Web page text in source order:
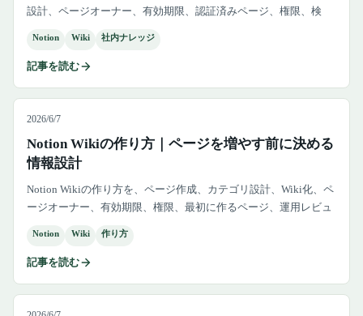
設計、ページオーナー、有効期限、認証済みページ、権限、検
Notion Wiki 社内ナレッジ
記事を読む
2026/6/7
Notion Wikiの作り方｜ページを増やす前に決める
情報設計
Notion Wikiの作り方を、ページ作成、カテゴリ設計、Wiki化、ペ
ージオーナー、有効期限、権限、最初に作るページ、運用レビュ
Notion Wiki 作り方
記事を読む